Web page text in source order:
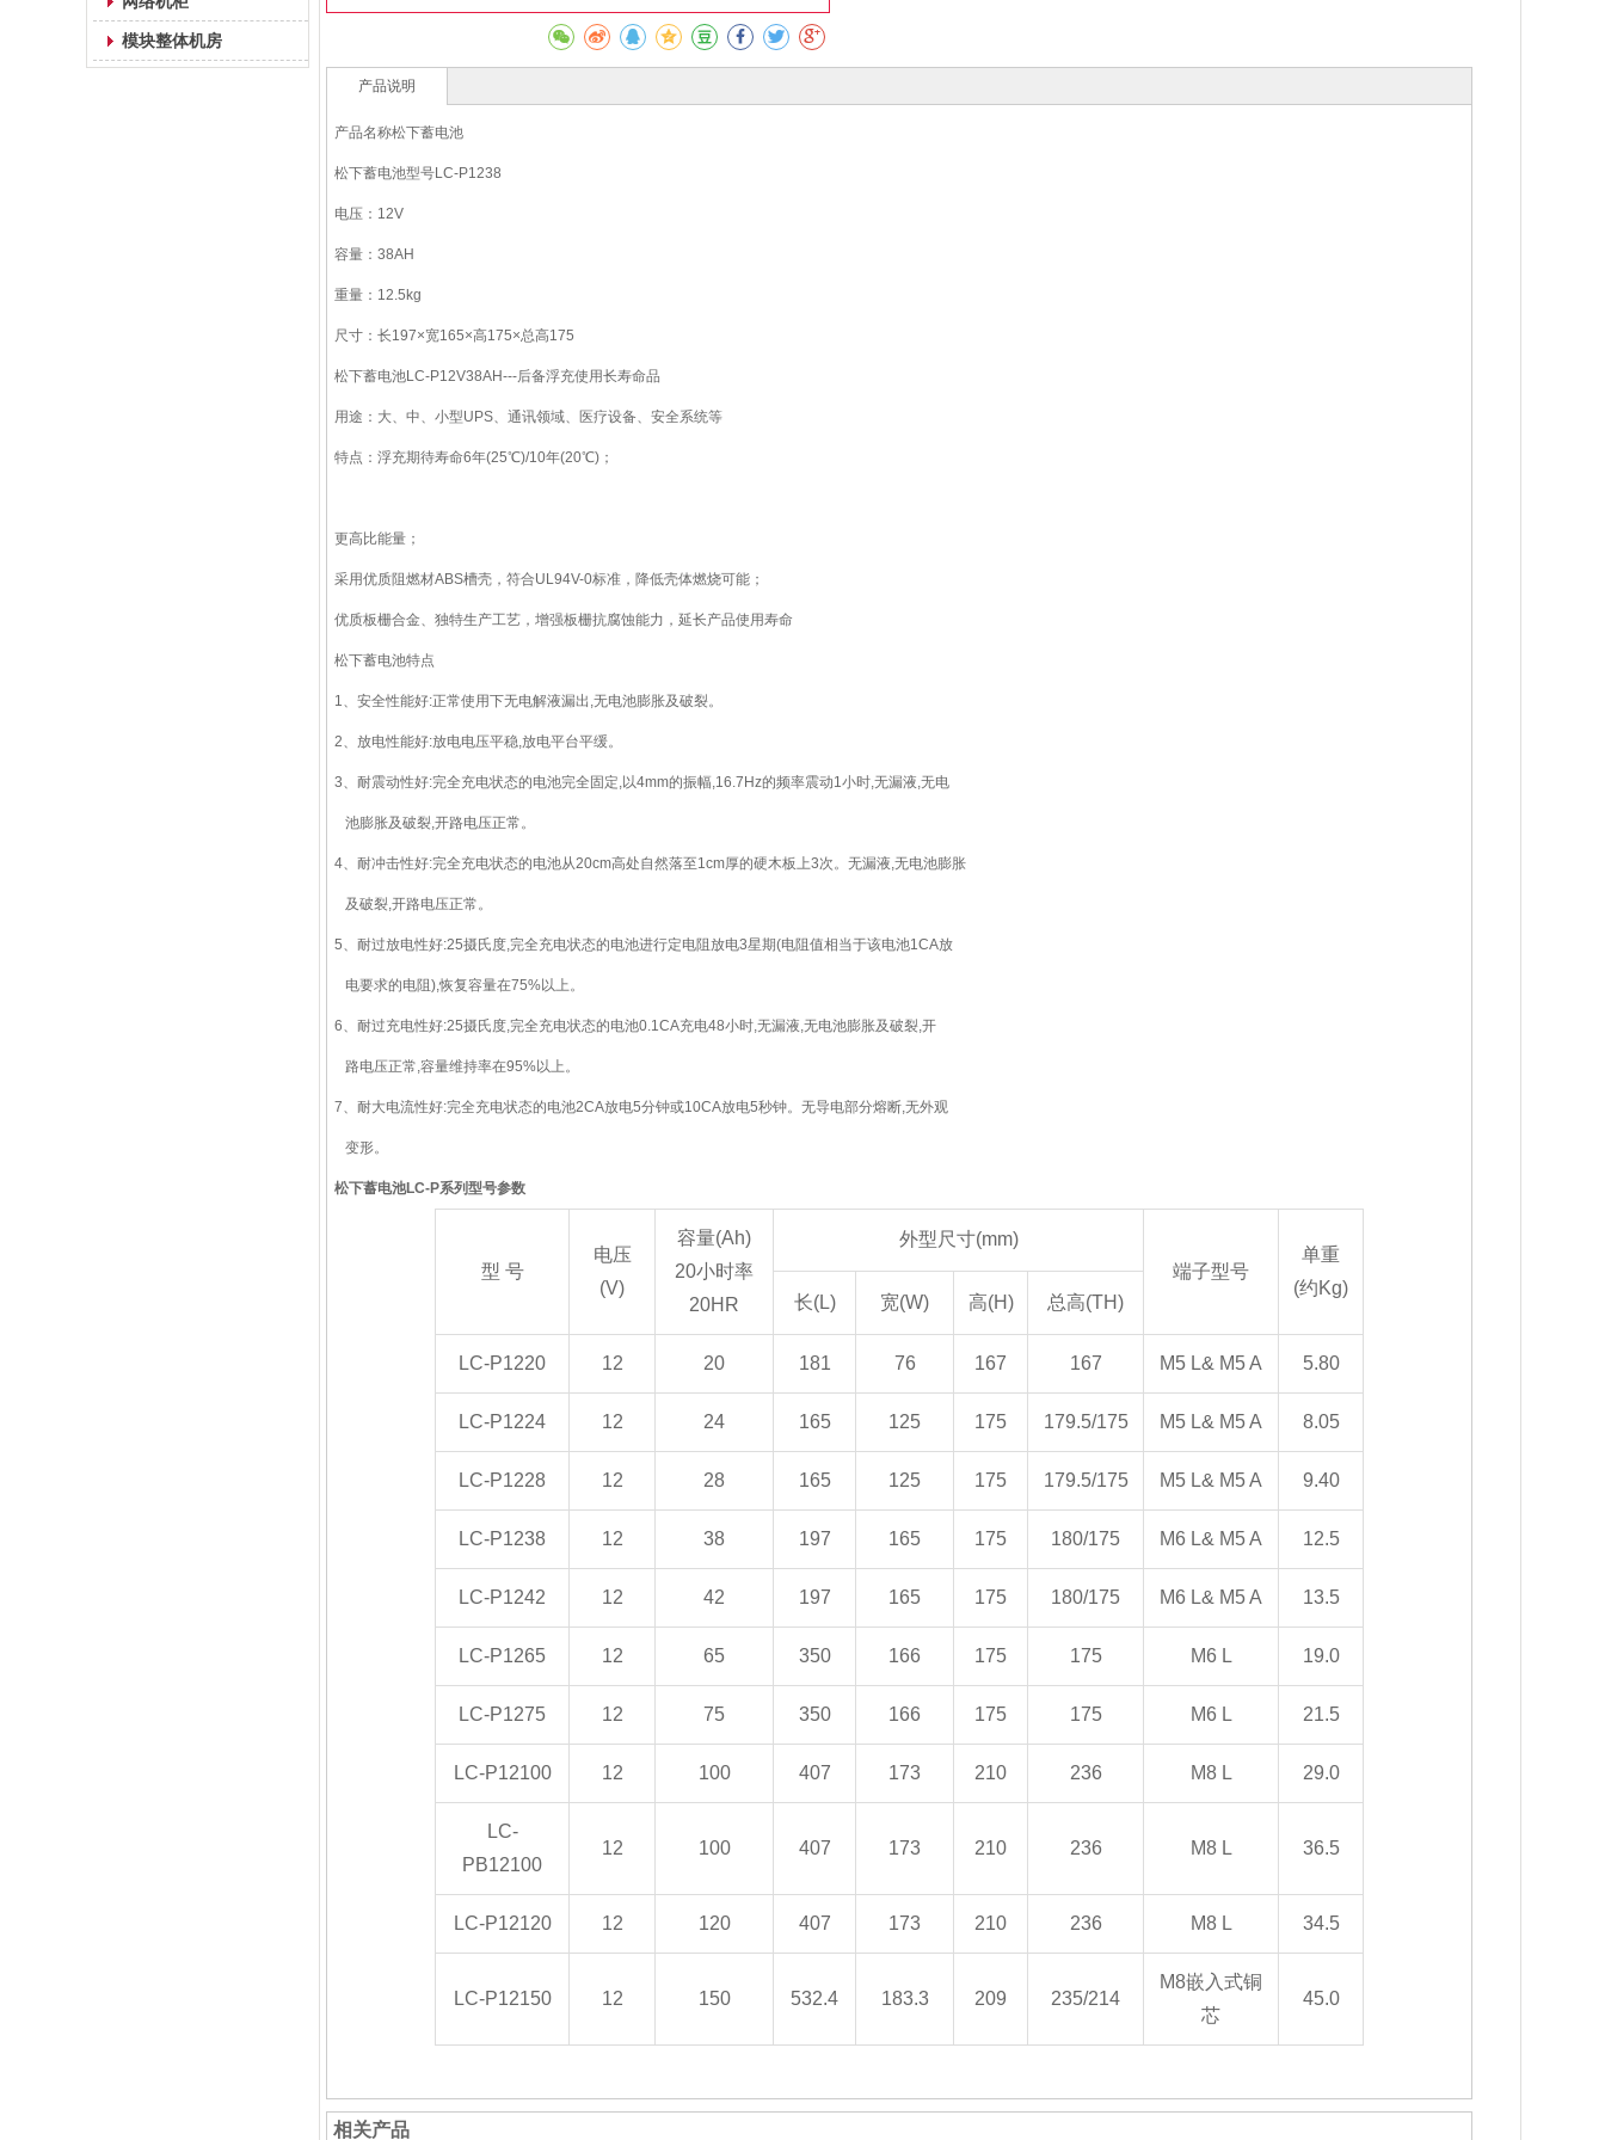
模块整体机房
产品说明
产品名称松下蓄电池
松下蓄电池型号LC-P1238
电压：12V
容量：38AH
重量：12.5kg
尺寸：长197×宽165×高175×总高175
松下蓄电池LC-P12V38AH---后备浮充使用长寿命品
用途：大、中、小型UPS、通讯领域、医疗设备、安全系统等
特点：浮充期待寿命6年(25℃)/10年(20℃)；
更高比能量；
采用优质阻燃材ABS槽壳，符合UL94V-0标准，降低壳体燃烧可能；
优质板栅合金、独特生产工艺，增强板栅抗腐蚀能力，延长产品使用寿命
松下蓄电池特点
1、安全性能好:正常使用下无电解液漏出,无电池膨胀及破裂。
2、放电性能好:放电电压平稳,放电平台平缓。
3、耐震动性好:完全充电状态的电池完全固定,以4mm的振幅,16.7Hz的频率震动1小时,无漏液,无电
池膨胀及破裂,开路电压正常。
4、耐冲击性好:完全充电状态的电池从20cm高处自然落至1cm厚的硬木板上3次。无漏液,无电池膨胀
及破裂,开路电压正常。
5、耐过放电性好:25摄氏度,完全充电状态的电池进行定电阻放电3星期(电阻值相当于该电池1CA放
电要求的电阻),恢复容量在75%以上。
6、耐过充电性好:25摄氏度,完全充电状态的电池0.1CA充电48小时,无漏液,无电池膨胀及破裂,开
路电压正常,容量维持率在95%以上。
7、耐大电流性好:完全充电状态的电池2CA放电5分钟或10CA放电5秒钟。无导电部分熔断,无外观
变形。
松下蓄电池LC-P系列型号参数
型 号
电压
(V)
容量(Ah)
20小时率
20HR
外型尺寸(mm)
端子型号
单重
(约Kg)
长(L) 宽(W) 高(H) 总高(TH)
LC-P1220 12 20 181 76 167 167 M5 L& M5 A 5.80
LC-P1224 12 24 165 125 175 179.5/175 M5 L& M5 A 8.05
LC-P1228 12 28 165 125 175 179.5/175 M5 L& M5 A 9.40
LC-P1238 12 38 197 165 175 180/175 M6 L& M5 A 12.5
LC-P1242 12 42 197 165 175 180/175 M6 L& M5 A 13.5
LC-P1265 12 65 350 166 175 175 M6 L 19.0
LC-P1275 12 75 350 166 175 175 M6 L 21.5
LC-P12100 12 100 407 173 210 236 M8 L 29.0
LC-
PB12100
12 100 407 173 210 236 M8 L 36.5
LC-P12120 12 120 407 173 210 236 M8 L 34.5
LC-P12150 12 150 532.4 183.3 209 235/214
M8嵌入式铜
芯
45.0
相关产品